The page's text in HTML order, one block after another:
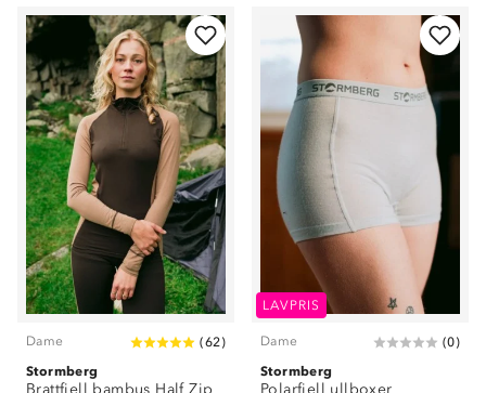
Dame (62)
Stormberg
Brattfjell bambus Half Zip
LAVPRIS
Dame (0)
Stormberg
Polarfjell ullboxer